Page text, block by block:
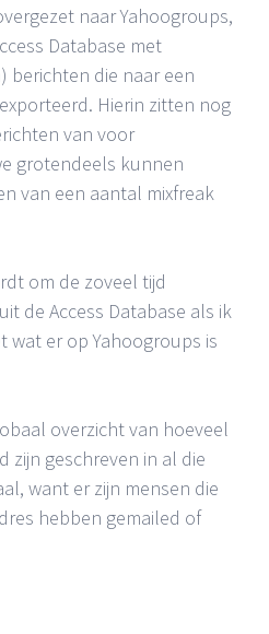
naar Yahoogroups,
Database met
berichten die naar een
Hierin zitten nog
van voor
grotendeels kunnen
van een aantal mixfreak
om de zoveel tijd
de Access Database als ik
wat er op Yahoogroups is
overzicht van hoeveel
zijn geschreven in al die
want er zijn mensen die
hebben gemailed of